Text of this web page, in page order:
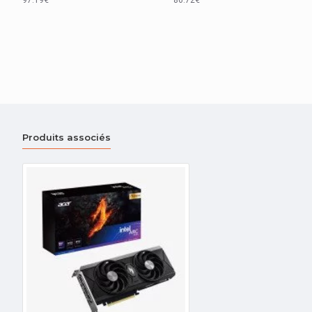
Produits associés